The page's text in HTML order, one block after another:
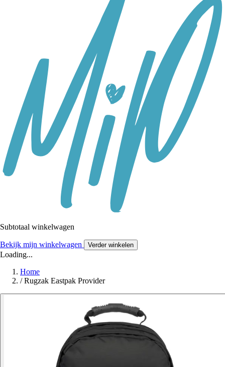
Subtotaal winkelwagen
Bekijk mijn winkelwagen Verder winkelen
Loading...
Home
/ Rugzak Eastpak Provider